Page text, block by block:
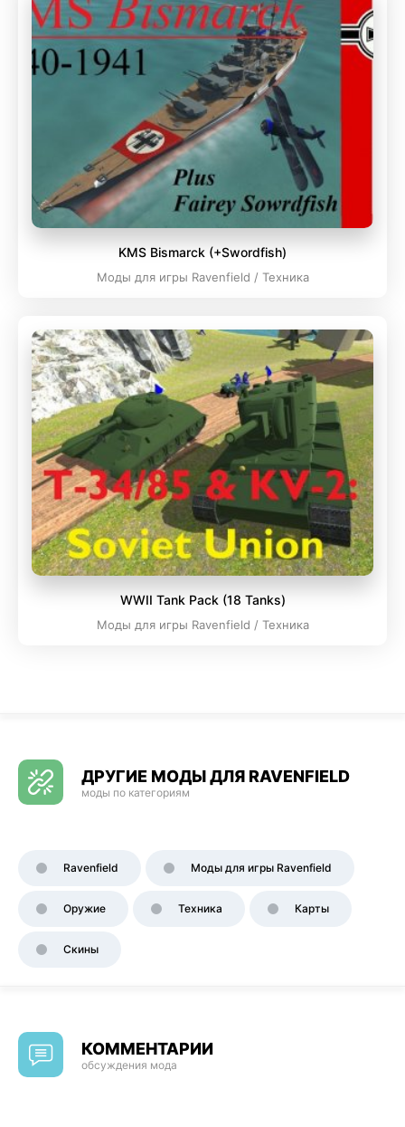
KMS Bismarck (+Swordfish)
Моды для игры Ravenfield / Техника
WWII Tank Pack (18 Tanks)
Моды для игры Ravenfield / Техника
ДРУГИЕ МОДЫ ДЛЯ RAVENFIELD
моды по категориям
Ravenfield Моды для игры Ravenfield
Оружие Техника Карты
Скины
КОММЕНТАРИИ
обсуждения мода